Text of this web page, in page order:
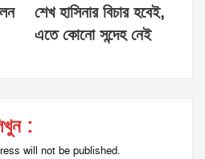
শেখ হাসিনার বিচার হবেই,
এতে কোনো সন্দেহ নেই
:
will not be published.